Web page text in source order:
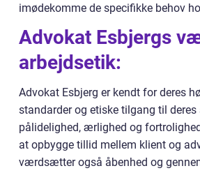
imødekomme de specifikke behov
Advokat Esbjergs
arbejdsetik:
Advokat Esbjerg er kendt for deres
standarder og etiske tilgang til deres
pålidelighed, ærlighed og
at opbygge tillid mellem klient og
værdsætter også åbenhed og